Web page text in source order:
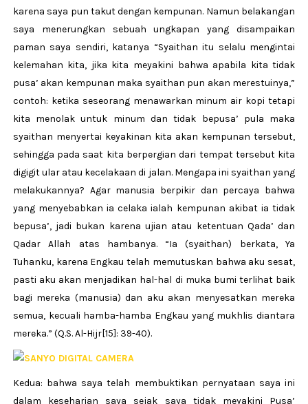
karena saya pun takut dengan kempunan. Namun belakangan
saya menerungkan sebuah ungkapan yang disampaikan
paman saya sendiri, katanya “Syaithan itu selalu mengintai
kelemahan kita, jika kita meyakini bahwa apabila kita tidak
pusa’ akan kempunan maka syaithan pun akan merestuinya,”
contoh: ketika seseorang menawarkan minum air kopi tetapi
kita menolak untuk minum dan tidak bepusa’ pula maka
syaithan menyertai keyakinan kita akan kempunan tersebut,
sehingga pada saat kita berpergian dari tempat tersebut kita
digigit ular atau kecelakaan di jalan. Mengapa ini syaithan yang
melakukannya? Agar manusia berpikir dan percaya bahwa
yang menyebabkan ia celaka ialah kempunan akibat ia tidak
bepusa’, jadi bukan karena ujian atau ketentuan Qada’ dan
Qadar Allah atas hambanya. “Ia (syaithan) berkata, Ya
Tuhanku, karena Engkau telah memutuskan bahwa aku sesat,
pasti aku akan menjadikan hal-hal di muka bumi terlihat baik
bagi mereka (manusia) dan aku akan menyesatkan mereka
semua, kecuali hamba-hamba Engkau yang mukhlis diantara
mereka.” (Q.S. Al-Hijr[15]: 39-40).
Kedua: bahwa saya telah membuktikan pernyataan saya ini
dalam keseharian saya sejak saya tidak meyakini Pusa’